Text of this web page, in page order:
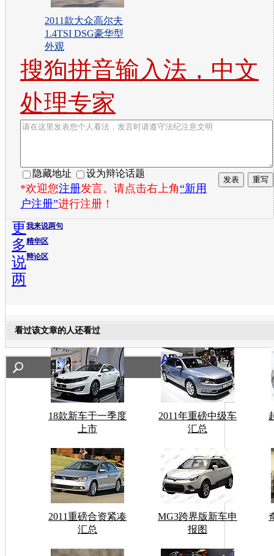
2011款大众高尔夫
1.4TSI DSG豪华型
外观
搜狗拼音输入法，中文
处理专家
隐藏地址 设为辩论话题
*欢迎您注册发言。请点击右上角“新用
户注册”进行注册！
我来说两句
精华区
辩论区
更
多
说
两
看过该文章的人还看过
18款新车于一季度
上市
2011年重磅中级车
汇总
2011重磅合资紧凑
汇总
MG3跨界版新车申
报图